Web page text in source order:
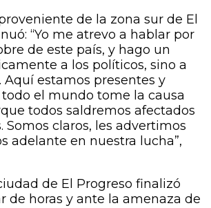
de la zona sur de El
“Yo me atrevo a hablar por
de este país, y hago un
a los políticos, sino a
Aquí estamos presentes y
el mundo tome la causa
todos saldremos afectados
Somos claros, les advertimos
adelante en nuestra lucha”,
de El Progreso finalizó
de horas y ante la amenaza de